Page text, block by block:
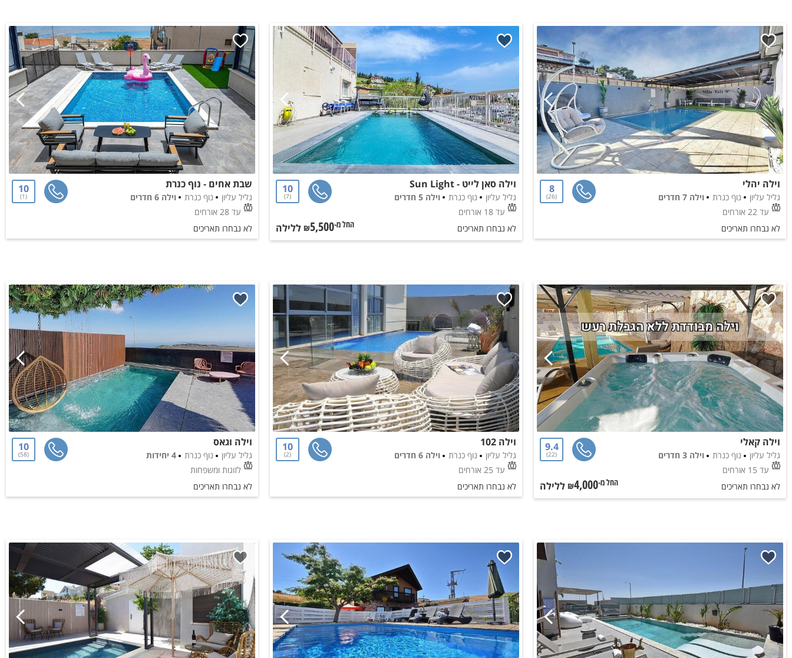
וילה יהלי
גליל עליון נוף כנרת
וילה 7 חדרים
עד 22 אורחים
8
26
לא נבחרו תאריכים
וילה סאן לייט - Sun Light
גליל עליון נוף כנרת
וילה 5 חדרים
עד 18 אורחים
10
7
לא נבחרו תאריכים החל מ-₪5,500 ללילה
שבת אחים - נוף כנרת
גליל עליון נוף כנרת
וילה 6 חדרים
עד 28 אורחים
10
1
לא נבחרו תאריכים
וילה קאלי
גליל עליון נוף כנרת
וילה 3 חדרים
עד 15 אורחים
9.4
22
לא נבחרו תאריכים החל מ-₪4,000 ללילה
וילה 102
גליל עליון נוף כנרת
וילה 6 חדרים
עד 25 אורחים
10
2
לא נבחרו תאריכים
וילה וגאס
גליל עליון נוף כנרת
4 יחידות
לזוגות ומשפחות
10
58
לא נבחרו תאריכים